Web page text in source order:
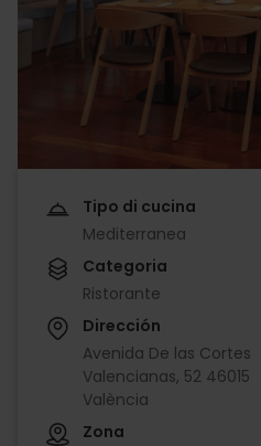
Tipo di cucina
Mediterranea
Categoria
Ristorante
Dirección
Avenida De las Cortes
Valencianas, 52 46015
València
Zona